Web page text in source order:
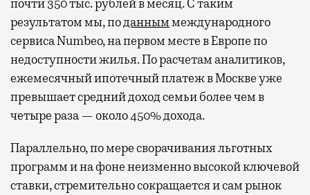
почти 350 тыс. рублей в месяц. С таким
результатом мы, поданныммеждународного
сервиса Numbeo, на первом месте в Европе по
недоступности жилья. По расчетам аналитиков,
ежемесячный ипотечный платеж в Москве уже
превышает средний доход семьи более чем в
четыре раза — около 450% дохода.
Параллельно, по мере сворачивания льготных
программ и на фоне неизменно высокой ключевой
ставки, стремительно сокращается и сам рынок